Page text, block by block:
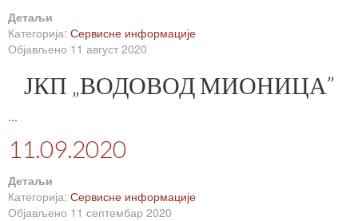
Детаљи
Категорија: Сервисне информације
Објављено 11 август 2020
ЈКП „ВОДОВОД МИОНИЦА”
...
11.09.2020
Детаљи
Категорија: Сервисне информације
Објављено 11 септембар 2020